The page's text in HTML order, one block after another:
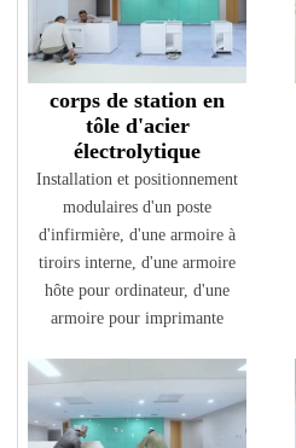
corps de station en
tôle d'acier
électrolytique
Installation et positionnement
modulaires d'un poste
d'infirmière, d'une armoire à
tiroirs interne, d'une armoire
hôte pour ordinateur, d'une
armoire pour imprimante